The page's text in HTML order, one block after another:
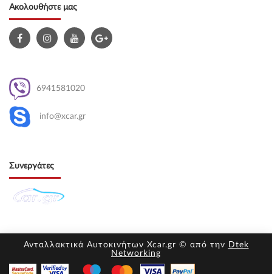
Ακολουθήστε μας
6941581020
info@xcar.gr
Συνεργάτες
Ανταλλακτικά Αυτοκινήτων Xcar.gr © από την Dtek
Networking